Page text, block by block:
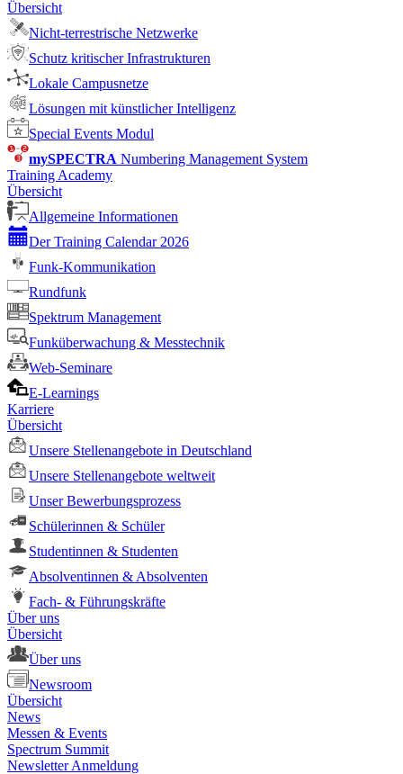
Übersicht
Nicht-terrestrische Netzwerke
Schutz kritischer Infrastrukturen
Lokale Campusnetze
Lösungen mit künstlicher Intelligenz
Special Events Modul
mySPECTRA Numbering Management System
Training Academy
Übersicht
Allgemeine Informationen
Der Training Calendar 2026
Funk-Kommunikation
Rundfunk
Spektrum Management
Funküberwachung & Messtechnik
Web-Seminare
E-Learnings
Karriere
Übersicht
Unsere Stellenangebote in Deutschland
Unsere Stellenangebote weltweit
Unser Bewerbungsprozess
Schülerinnen & Schüler
Studentinnen & Studenten
Absolventinnen & Absolventen
Fach- & Führungskräfte
Über uns
Übersicht
Über uns
Newsroom
Übersicht
News
Messen & Events
Spectrum Summit
Newsletter Anmeldung